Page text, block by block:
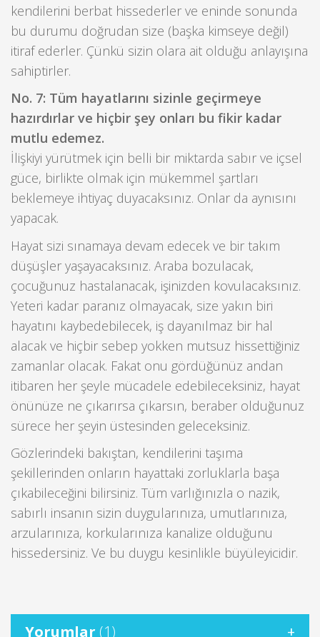
kendilerini berbat hissederler ve eninde sonunda
bu durumu doğrudan size (başka kimseye değil)
itiraf ederler. Çünkü sizin olara ait olduğu anlayışına
sahiptirler.
No. 7: Tüm hayatlarını sizinle geçirmeye
hazırdırlar ve hiçbir şey onları bu fikir kadar
mutlu edemez.
İlişkiyi yürütmek için belli bir miktarda sabır ve içsel
güce, birlikte olmak için mükemmel şartları
beklemeye ihtiyaç duyacaksınız. Onlar da aynısını
yapacak.
Hayat sizi sınamaya devam edecek ve bir takım
düşüşler yaşayacaksınız. Araba bozulacak,
çocuğunuz hastalanacak, işinizden kovulacaksınız.
Yeteri kadar paranız olmayacak, size yakın biri
hayatını kaybedebilecek, iş dayanılmaz bir hal
alacak ve hiçbir sebep yokken mutsuz hissettiğiniz
zamanlar olacak. Fakat onu gördüğünüz andan
itibaren her şeyle mücadele edebileceksiniz, hayat
önünüze ne çıkarırsa çıkarsın, beraber olduğunuz
sürece her şeyin üstesinden geleceksiniz.
Gözlerindeki bakıştan, kendilerini taşıma
şekillerinden onların hayattaki zorluklarla başa
çıkabileceğini bilirsiniz. Tüm varlığınızla o nazik,
sabırlı insanın sizin duygularınıza, umutlarınıza,
arzularınıza, korkularınıza kanalize olduğunu
hissedersiniz. Ve bu duygu kesinlikle büyüleyicidir.
Yorumlar (1)